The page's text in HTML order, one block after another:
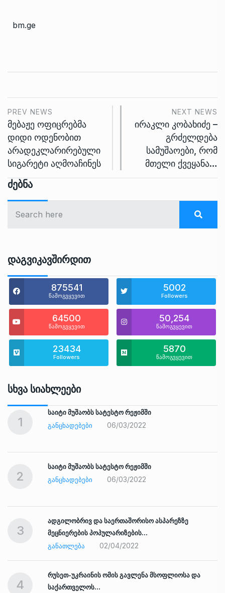
bm.ge
PREV NEWS
მებაჟე ოფიცრებმა
დიდი ოდენობით
არადეკლარირებული
სიგარეტი აღმოაჩინეს
NEXT NEWS
ირაკლი კობახიძე –
გრძელდება
სამუშაოები, რომ
მთელი ქვეყანა…
Ძებნა
Დაგვიკავშირდით
875541
წამოგვყევით
5002
Followers
64500
წამოგვყევით
50,254
წამოგვყევით
23434
Followers
5870
წამოგვყევით
Სხვა Სიახლეები
1
საიტი მუშაობს სატესტო რეჟიმში
ᲒᲐᲜᲪᲮᲐᲓᲔᲑᲔᲑᲘ
06/03/2022
2
საიტი მუშაობს სატესტო რეჟიმში
ᲒᲐᲜᲪᲮᲐᲓᲔᲑᲔᲑᲘ
06/03/2022
3
ადგილობრივ და საერთაშორისო ასპარეზზე
მეცნიერების პოპულარიზების…
ᲒᲐᲜᲐᲗᲚᲔᲑᲐ
02/04/2022
4
რუსეთ-უკრაინის ომის გავლენა მსოფლიოსა და
საქართველოს…